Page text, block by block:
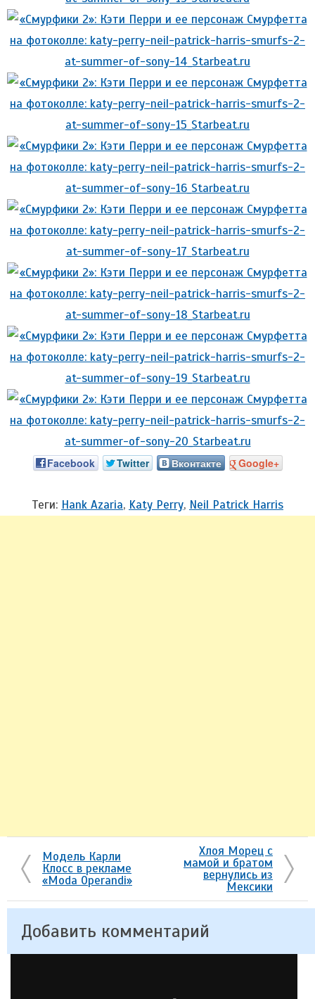
Facebook Twitter Вконтакте Google+
Теги: Hank Azaria, Katy Perry, Neil Patrick Harris
Модель Карли
Клосс в рекламе
«Moda Operandi»
Хлоя Морец с
мамой и братом
вернулись из
Мексики
Добавить комментарий